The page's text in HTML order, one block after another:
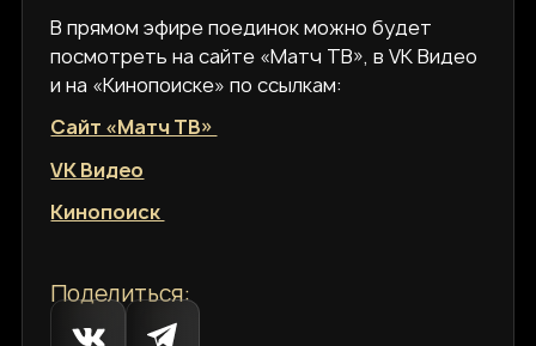
В прямом эфире поединок можно будет
посмотреть на сайте «Матч ТВ», в VK Видео
и на «Кинопоиске» по ссылкам:
Сайт «Матч ТВ»
VK Видео
Кинопоиск
Поделиться: